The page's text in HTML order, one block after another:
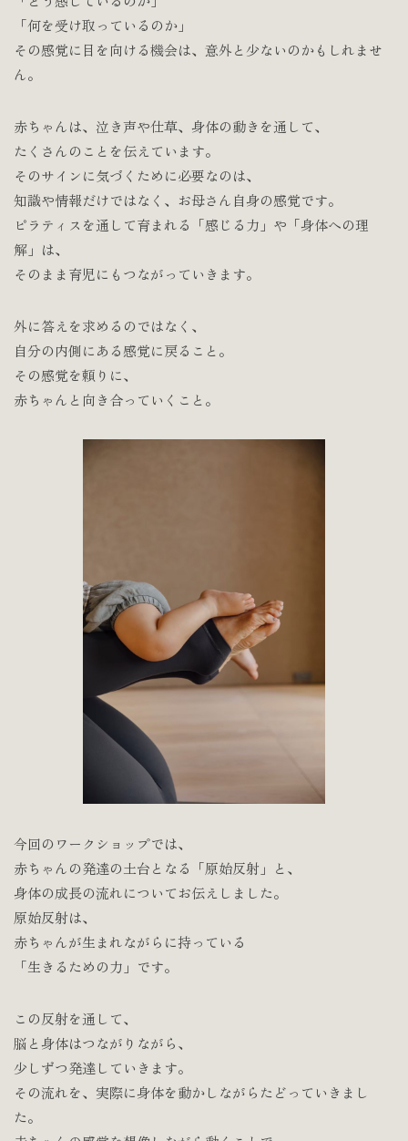
「何を受け取っているのか」
その感覚に目を向ける機会は、意外と少ないのかもしれませ
ん。
赤ちゃんは、泣き声や仕草、身体の動きを通して、
たくさんのことを伝えています。
そのサインに気づくために必要なのは、
知識や情報だけではなく、お母さん自身の感覚です。
ピラティスを通して育まれる「感じる力」や「身体への理
解」は、
そのまま育児にもつながっていきます。
外に答えを求めるのではなく、
自分の内側にある感覚に戻ること。
その感覚を頼りに、
赤ちゃんと向き合っていくこと。
今回のワークショップでは、
赤ちゃんの発達の土台となる「原始反射」と、
身体の成長の流れについてお伝えしました。
原始反射は、
赤ちゃんが生まれながらに持っている
「生きるための力」です。
この反射を通して、
脳と身体はつながりながら、
少しずつ発達していきます。
その流れを、実際に身体を動かしながらたどっていきまし
た。